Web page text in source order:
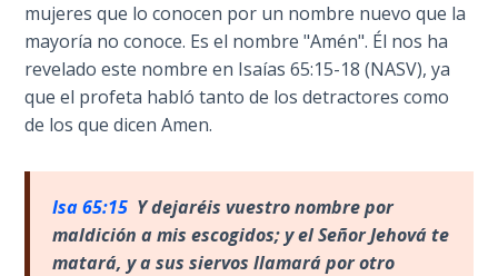
Deuteronomy:
The Second
Law - Speech
2
Deuteronomy:
The Second
Law - Speech
3
mujeres que lo conocen por un nombre nuevo que la
mayoría no conoce. Es el nombre "Amén". Él nos ha
revelado este nombre en Isaías 65:15-18 (NASV), ya
que el profeta habló tanto de los detractores como
de los que dicen Amen.
Isa 65:15 Y dejaréis vuestro nombre por
maldición a mis escogidos; y el Señor Jehová te
matará, y a sus siervos llamará por otro